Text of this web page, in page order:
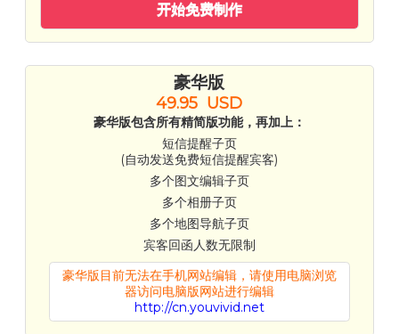
开始免费制作
豪华版
49.95 USD
豪华版包含所有精简版功能，再加上：
短信提醒子页
(自动发送免费短信提醒宾客)
多个图文编辑子页
多个相册子页
多个地图导航子页
宾客回函人数无限制
豪华版目前无法在手机网站编辑，请使用电脑浏览
器访问电脑版网站进行编辑
http://cn.youvivid.net